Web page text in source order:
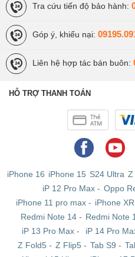
Tra cứu tiến độ bảo hành:
Góp ý, khiếu nại:
Liên hệ hợp tác bán buôn:
HỖ TRỢ THANH TOÁN
iPhone 16 iPhone 15 S24 Ultra Z
iP 12 Pro Max- Oppo
iPhone 11 pro max- iPhone XR
Redmi Note 14 - Redmi Note
iP 13 Pro Max - iP 14 Pro
Z Fold5 - Z Flip5 - Tab S9 -